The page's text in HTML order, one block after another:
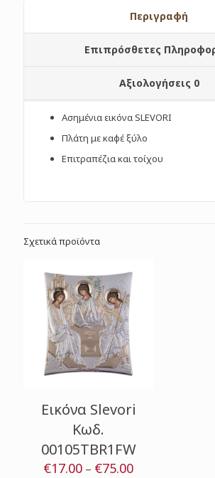
Περιγραφή
Επιπρόσθετες
Αξιολογήσεις 0
Ασημένια εικόνα SLEVORI
Πλάτη με καφέ ξύλο
Επιτραπέζια και τοίχου
Σχετικά προϊόντα
Εικόνα Slevori
Κωδ.
00105TBR1FW
€17.00 – €75.00Price